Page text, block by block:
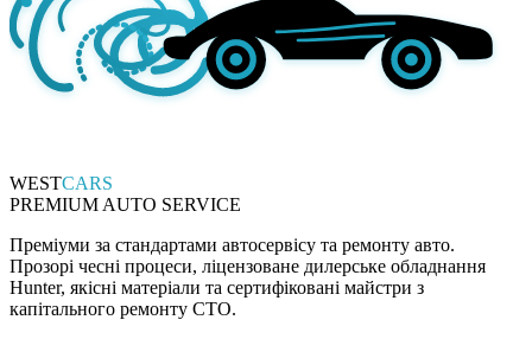
WESTCARS
PREMIUM AUTO SERVICE
Преміуми за стандартами автосервісу та ремонту авто.
Прозорі чесні процеси, ліцензоване дилерське обладнання
Hunter, якісні матеріали та сертифіковані майстри з
капітального ремонту СТО.